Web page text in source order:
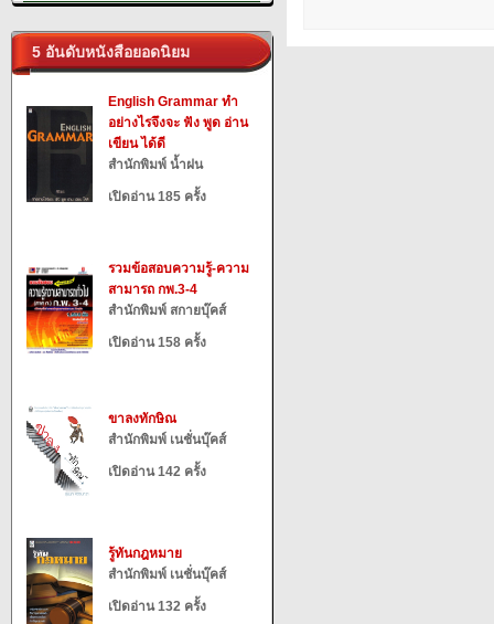
5 อันดับหนังสือยอดนิยม
English Grammar ทำ
อย่างไรจึงจะ ฟัง พูด อ่าน
เขียน ได้ดี
สำนักพิมพ์ น้ำฝน
เปิดอ่าน 185 ครั้ง
รวมข้อสอบความรู้-ความ
สามารถ กพ.3-4
สำนักพิมพ์ สกายบุ๊คส์
เปิดอ่าน 158 ครั้ง
ขาลงทักษิณ
สำนักพิมพ์ เนชั่นบุ๊คส์
เปิดอ่าน 142 ครั้ง
รู้ทันกฎหมาย
สำนักพิมพ์ เนชั่นบุ๊คส์
เปิดอ่าน 132 ครั้ง